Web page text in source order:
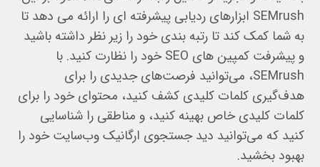
SEMrush ابزارهای ردیابی پیشرفته ای را ارائه می دهد تا
به شما کمک کند تا رتبه بندی خود را زیر نظر داشته باشید
و پیشرفت کمپین های SEO خود را نظارت کنید. با
SEMrush، می‌توانید فرصت‌های جدیدی را برای
هدف‌گیری کلمات کلیدی کشف کنید، محتوای خود را برای
کلمات کلیدی خاص بهینه کنید، و مناطقی را شناسایی
کنید که می‌توانید دید جستجوی ارگانیک وب‌سایت خود را
بهبود بخشید.